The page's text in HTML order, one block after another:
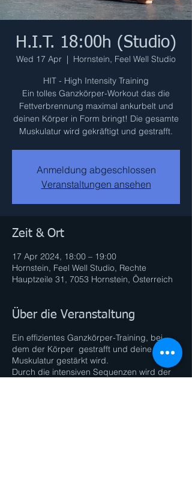
H.I.T. 18:00h (Studio)
Wed 17 Apr
  |
Hornstein, Feel Well Studio
HIT - High Intensity Training
Ein tolles Ganzkörper-Workout das die
Fettverbrennung maximal ankurbelt und
deinen Körper in Form bringt! Die gesamte
Muskulatur wird gekräftigt und gestrafft.
Anmeldung abgeschlossen
Veranstaltungen ansehen
Zeit & Ort
17 Apr 2024, 18:00 – 19:00
Hornstein, Feel Well Studio, Rechte
Hauptzeile 31, 7053 Hornstein, Österreich
Über die Veranstaltung
Ein effizientes Ganzkörper-Training, bei
dem der Körper gestrafft und deine
Muskulatur gestärkt wird.
Durch die intensiven Sequenzen wird der